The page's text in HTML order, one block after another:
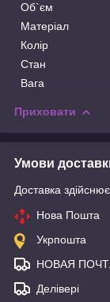
Об`єм
Матеріал
Колір
Стан
Вага
Приховати
Умови
Доставка
Нова Пошта
Укрпошта
НОВАЯ
Делівері